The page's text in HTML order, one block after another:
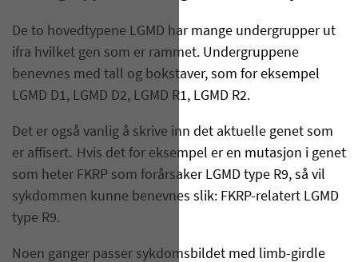
De to hovedtypene LGMD har mange undergrupper ut
ifra hvilket gen som er rammet. Undergruppene
benevnes med tall og bokstaver, som for eksempel
LGMD D1, LGMD D2, LGMD R1, LGMD R2.
Det er også vanlig å skrive inn det aktuelle genet som
er affisert. Hvis det for eksempel er en mutasjon i genet
som heter FKRP som forårsaker LGMD type R9, så vil
sykdommen kunne benevnes slik: FKRP-relatert LGMD
type R9.
Noen ganger passer sykdomsbildet med limb-girdle